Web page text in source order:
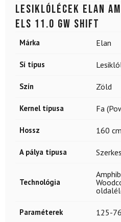
Lesiklólécek ELAN
ELS 11.0 GW Shift
Márka Elan
Sí típus
Szín Zöld
Kernel típusa Fa
Hossz 160 cm
A pálya típusa
Technológia
Paraméterek 125-